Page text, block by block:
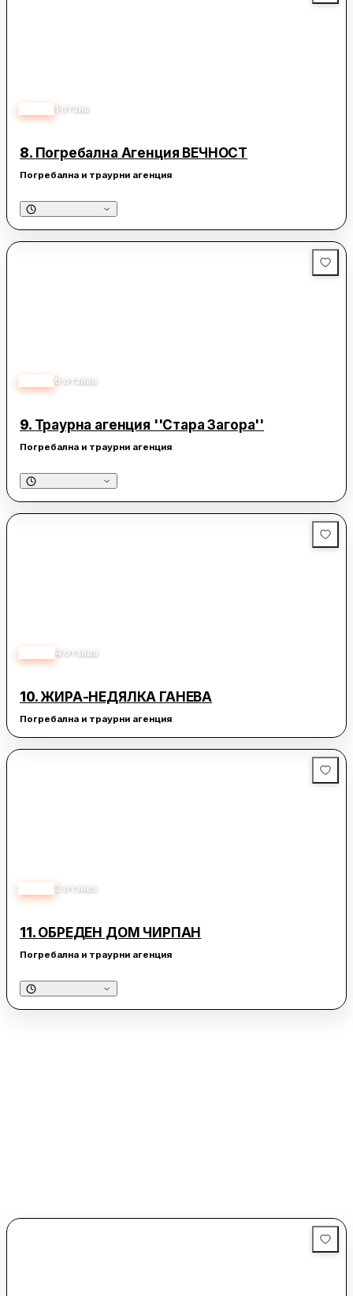
1 отзив
8. Погребална Агенция ВЕЧНОСТ
Погребална и траурни агенция
6 отзива
9. Траурна агенция ''Стара Загора''
Погребална и траурни агенция
4 отзива
10.ЖИРА-НЕДЯЛКА ГАНЕВА
Погребална и траурни агенция
3 отзива
11. ОБРЕДЕН ДОМ ЧИРПАН
Погребална и траурни агенция